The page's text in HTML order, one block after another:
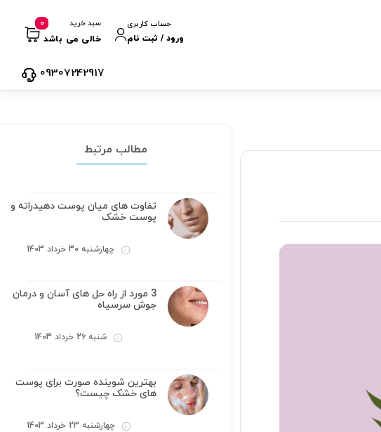
حساب کاربری
ورود / ثبت نام
سبد خرید
خالی می باشد
0
09307242917
مطالب مرتبط
تفاوت های میان پوست دهیدراته و
پوست خشک
چهارشنبه 30 خرداد 1403
3 مورد از راه حل های آسان و درمان
جوش سرسیاه
شنبه 26 خرداد 1403
بهترین شوینده صورت برای پوست
های خشک چیست؟
چهارشنبه 23 خرداد 1403